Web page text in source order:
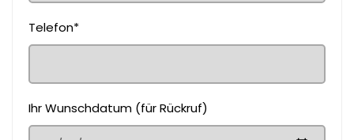
Telefon*
Ihr Wunschdatum (für Rückruf)